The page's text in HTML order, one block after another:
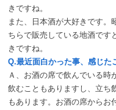
きですね。
また、日本酒が大好きです。
ちらで販売している地酒です
きですね。
Q.最近面白かった事、感じた
Ａ、お酒の席で飲んでいる時
飲むこともありますし、立ち
もあります。お酒の席からお